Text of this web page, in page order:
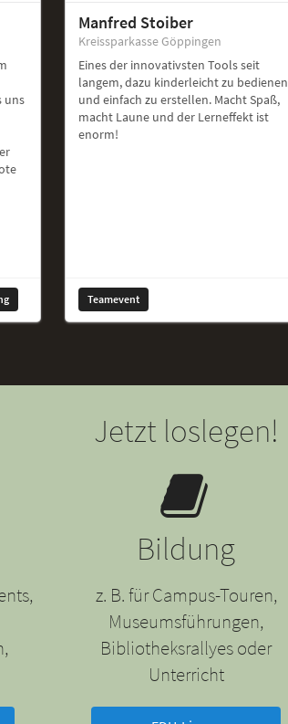
uns
Manfred Stoiber
Kreissparkasse Göppingen
Eines der innovativsten Tools seit
langem, dazu kinderleicht zu bedienen
und einfach zu erstellen. Macht Spaß,
macht Laune und der Lerneffekt ist
enorm!
Teamevent
Jetzt loslegen!
Bildung
z. B. für Campus-Touren,
Museumsführungen,
Bibliotheksrallyes oder
Unterricht